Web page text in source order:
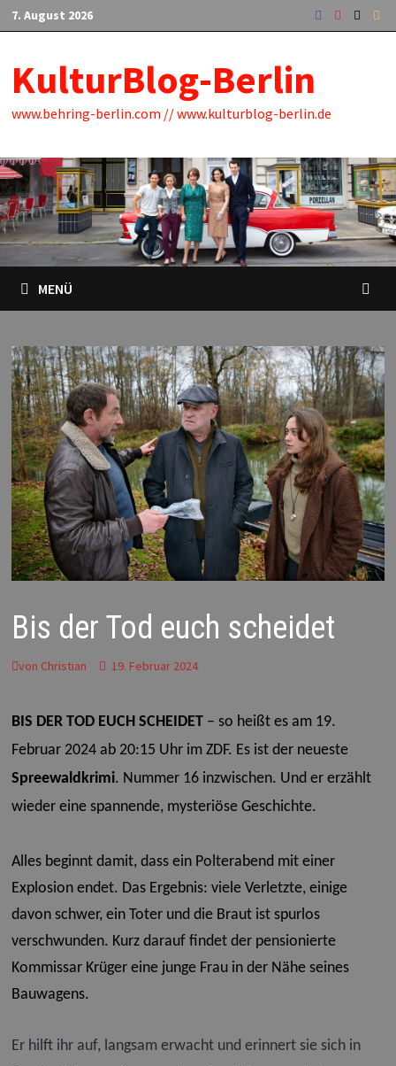
Zum
Inhalt
7. August 2026
KulturBlog-Berlin
www.behring-berlin.com // www.kulturblog-berlin.de
MENÜ
Bis der Tod euch scheidet
von Christian 19. Februar 2024
BIS DER TOD EUCH SCHEIDET– so heißt es am 19.
Februar 2024 ab 20:15 Uhr im ZDF. Es ist der neueste
Spreewaldkrimi. Nummer 16 inzwischen. Und er erzählt
wieder eine spannende, mysteriöse Geschichte.
Alles beginnt damit, dass ein Polterabend mit einer
Explosion endet. Das Ergebnis: viele Verletzte, einige
davon schwer, ein Toter und die Braut ist spurlos
verschwunden. Kurz darauf findet der pensionierte
Kommissar Krüger eine junge Frau in der Nähe seines
Bauwagens.
Er hilft ihr auf, langsam erwacht und erinnert sie sich in